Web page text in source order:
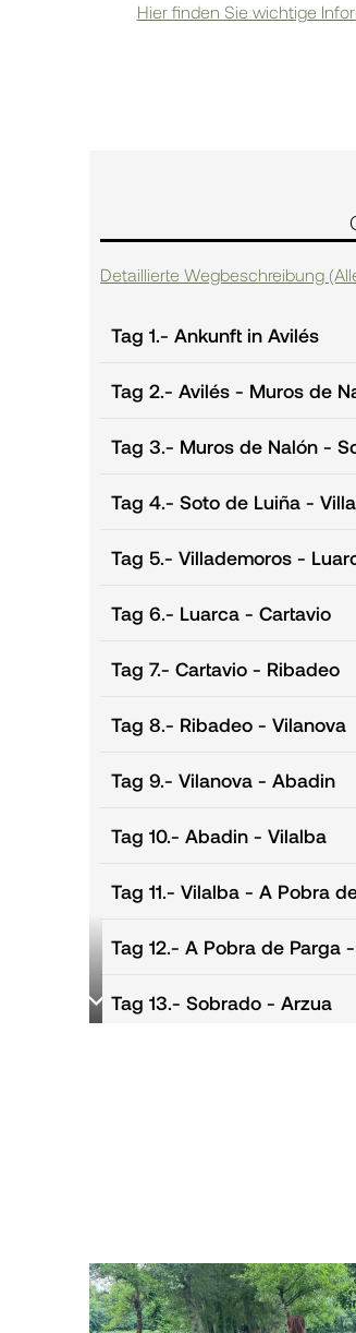
Hier finden Sie wichtige
Detaillierte Wegbeschreibung
Tag 1.- Ankunft in Avilés
Tag 2.- Avilés - Muros de
Tag 3.- Muros de Nalón -
Tag 4.- Soto de Luiña -
Tag 5.- Villademoros -
Tag 6.- Luarca - Cartavio
Tag 7.- Cartavio - Ribadeo
Tag 8.- Ribadeo - Vilanova
Tag 9.- Vilanova - Abadin
Tag 10.- Abadin - Vilalba
Tag 11.- Vilalba - A Pobra
Tag 12.- A Pobra de Parga
Tag 13.- Sobrado - Arzua